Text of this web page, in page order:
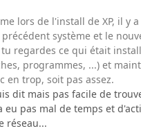
lors de l'install de XP, il y
système et le
regardes ce qui était
programmes, ...) et
en trop, soit pas assez.
dit mais pas facile de
eu pas mal de temps et
réseau...